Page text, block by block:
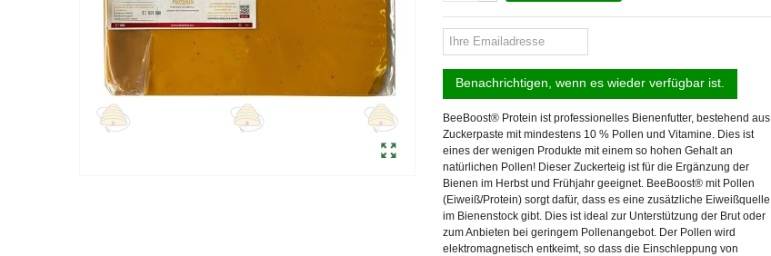
Benachrichtigen, wenn es wieder verfügbar ist.
BeeBoost® Protein ist professionelles Bienenfutter, bestehend aus
Zuckerpaste mit mindestens 10 % Pollen und Vitamine. Dies ist
eines der wenigen Produkte mit einem so hohen Gehalt an
natürlichen Pollen! Dieser Zuckerteig ist für die Ergänzung der
Bienen im Herbst und Frühjahr geeignet. BeeBoost® mit Pollen
(Eiweiß/Protein) sorgt dafür, dass es eine zusätzliche Eiweißquelle
im Bienenstock gibt. Dies ist ideal zur Unterstützung der Brut oder
zum Anbieten bei geringem Pollenangebot. Der Pollen wird
elektromagnetisch entkeimt, so dass die Einschleppung von